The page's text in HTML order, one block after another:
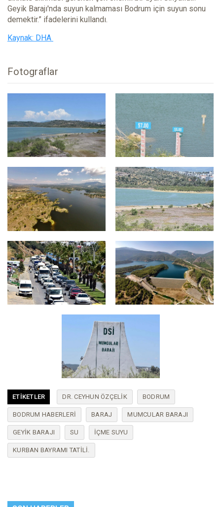
Geyik Barajı'nda suyun kalmaması Bodrum için suyun sonu
demektir.” ifadelerini kullandı.
Kaynak: DHA
Fotograflar
ETIKETLER DR. CEYHUN ÖZÇELIK BODRUM
BODRUM HABERLERI BARAJ MUMCULAR BARAJI
GEYIK BARAJI SU IÇME SUYU
KURBAN BAYRAMI TATILI.